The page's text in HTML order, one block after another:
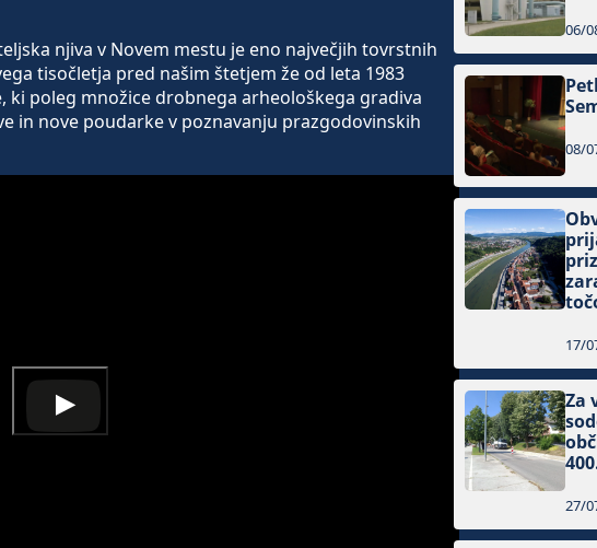
njiva v Novem mestu je eno največjih tovrstnih
tisočletja pred našim štetjem že od leta 1983
poleg množice drobnega arheološkega gradiva
in nove poudarke v poznavanju prazgodovinskih
06/
08/
17/
Za
27/